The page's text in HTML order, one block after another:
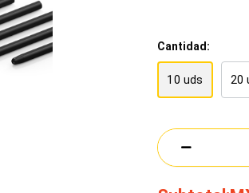
Cantidad:
10 uds 20